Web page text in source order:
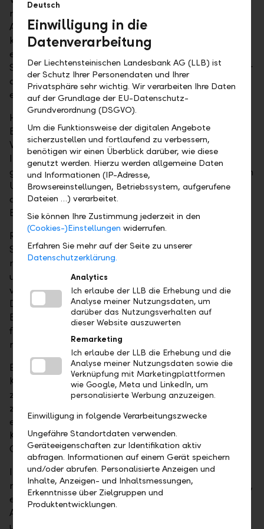
minimieren will, hat drei Möglichkeiten,
Anpassungen am Portfolio vorzunehmen: Erstens
kann er sich bewusst für die Value-Strategie
entscheiden. Zweitens kann er überverkaufte
Sektoren stärker gewichten. Drittens lassen sich über
die Auswahl von einzelnen Unternehmen Gewinne
erzielen.
Hinter der Value-Strategie steht die Idee, dass an der
Börse Unternehmen zu finden sind, deren wahrer
Wert gegenwärtig noch im Verborgenen liegt. Der
Investor filtert die Value-Aktien heraus, die er
gegenwärtig an der Börse – verglichen mit ähnlichen
Unternehmen – für unterbewertet hält. Neben
quantitativen Verfahren ist hierzu eine qualitative
Bewertung der Unternehmen unerlässlich.
Renditechancen bieten aber auch eine aktive
Sektorgewichtung in jenen Segmenten, die aktuell
missverstanden sind oder deren Potenzial
unterschätzt wird. Wir sind der Meinung, dass künftig
vor allem aber Finanzwerte und Telekom-
Dienstleister attraktiv sein werden. – Im Telekom-
Bereich ist die Konsolidierungsphase deutlich
fortgeschritten und Banken profitieren von einer
nachhaltigen Belebung der Wirtschaft.
Ein weiteres Thema: Studien belegen, dass eine hohe
Kapitalflussrendite und zukünftige Kursgewinne
zusammenhängen. Dies trifft oft auf Unternehmen
zu, deren Geschäftsmodelle reif und unspektakulär
erscheinen. Solche Unternehmen brauchen wenig
Kapital für Investitionen und geben ihre hohen
Gewinne an die Anleger weiter.
Im US-Markt ist das Gebot der Stunde, um sich vor
möglichen Kurskorrekturen bestmöglich zu schützen,
eine höhere Diversifikation. Substanzorientierung als
Anlagestil, der Fokus auf wenig beachtete Sektoren
und die Auswahl von Aktien mit interessanter
Deutsch
Einwilligung in die
Datenverarbeitung
Der Liechtensteinischen Landesbank AG (LLB) ist
der Schutz Ihrer Personendaten und Ihrer
Privatsphäre sehr wichtig. Wir verarbeiten Ihre Daten
auf der Grundlage der EU-Datenschutz-
Grundverordnung (DSGVO).
Um die Funktionsweise der digitalen Angebote
sicherzustellen und fortlaufend zu verbessern,
benötigen wir einen Überblick darüber, wie diese
genutzt werden. Hierzu werden allgemeine Daten
und Informationen (IP-Adresse,
Browsereinstellungen, Betriebssystem, aufgerufene
Dateien …) verarbeitet.
Sie können Ihre Zustimmung jederzeit in den
(Cookies-)Einstellungen widerrufen.
Erfahren Sie mehr auf der Seite zu unserer
Datenschutzerklärung.
Analytics
Ich erlaube der LLB die Erhebung und die
Analyse meiner Nutzungsdaten, um
darüber das Nutzungsverhalten auf
dieser Website auszuwerten
Remarketing
Ich erlaube der LLB die Erhebung und die
Analyse meiner Nutzungsdaten sowie die
Verknüpfung mit Marketingplattformen
wie Google, Meta und LinkedIn, um
personalisierte Werbung anzuzeigen.
Einwilligung in folgende Verarbeitungszwecke
Ungefähre Standortdaten verwenden.
Geräteeigenschaften zur Identifikation aktiv
abfragen. Informationen auf einem Gerät speichern
und/oder abrufen. Personalisierte Anzeigen und
Inhalte, Anzeigen- und Inhaltsmessungen,
Erkenntnisse über Zielgruppen und
Produktentwicklungen.